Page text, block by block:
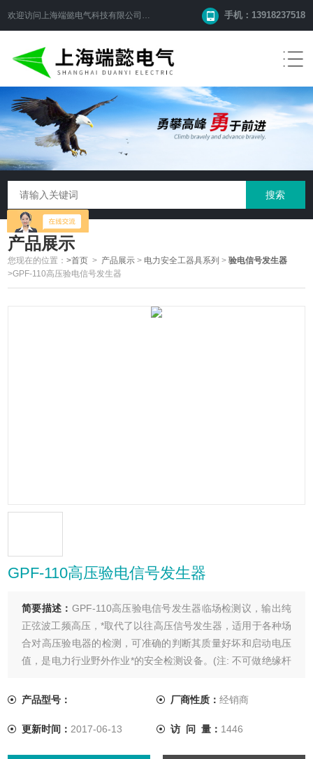
欢迎访问 上海端懿电气科技有限公司 网站！ 手机：13918237518
产品展示
您现在的位置：>首页 > 产品展示 > 电力安全工器具系列 >验电信号发生器
>GPF-110高压验电信号发生器
GPF-110高压验电信号发生器
简要描述： GPF-110高压验电信号发生器临场检测议，输出纯
正弦波工频高压，*取代了以往高压信号发生器，适用于各种场
合对高压验电器的检测，可准确的判断其质量好坏和启动电压
值，是电力行业野外作业*的安全检测设备。(注: 不可做绝缘杆
产品型号：
厂商性质： 经销商
更新时间： 2017-06-13 访 问 量： 1446